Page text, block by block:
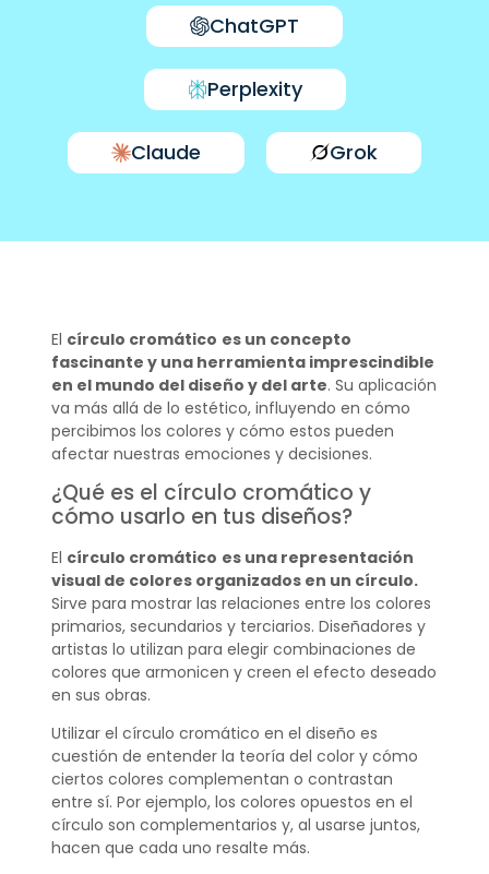
ChatGPT
Perplexity
Claude Grok
El círculo cromático es un concepto
fascinante y una herramienta imprescindible
en el mundo del diseño y del arte. Su aplicación
va más allá de lo estético, influyendo en cómo
percibimos los colores y cómo estos pueden
afectar nuestras emociones y decisiones.
¿Qué es el círculo cromático y
cómo usarlo en tus diseños?
El círculo cromático es una representación
visual de colores organizados en un círculo.
Sirve para mostrar las relaciones entre los colores
primarios, secundarios y terciarios. Diseñadores y
artistas lo utilizan para elegir combinaciones de
colores que armonicen y creen el efecto deseado
en sus obras.
Utilizar el círculo cromático en el diseño es
cuestión de entender la teoría del color y cómo
ciertos colores complementan o contrastan
entre sí. Por ejemplo, los colores opuestos en el
círculo son complementarios y, al usarse juntos,
hacen que cada uno resalte más.